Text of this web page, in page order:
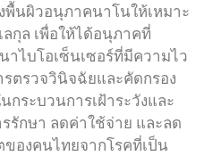
นผิวอนุภาคนาโนให้เหมาะ
กุล เพื่อให้ได้อนุภาคที่
ไบโอเซ็นเซอร์ที่มีความไว
ตรวจวินิจฉัยและคัดกรอง
กระบวนการเฝ้าระวังและ
รักษา ลดค่าใช้จ่าย และลด
ของคนไทยจากโรคที่เป็น